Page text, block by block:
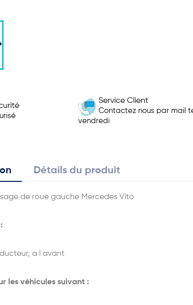
Service Client
Contactez nous par mail
vendredi
Détails du produit
de roue gauche Mercedes Vito
a l avant
les véhicules suivant :